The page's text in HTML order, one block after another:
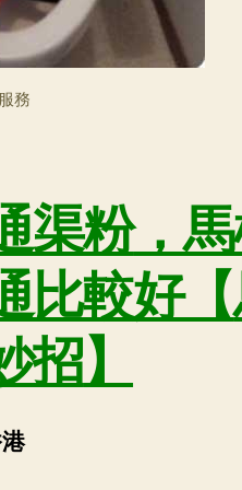
務
渠粉，
比較好【
招】